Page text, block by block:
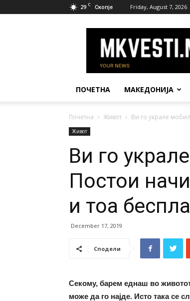
29 C Скопје Friday, August 7, 2026
Вести
ПОЧЕТНА МАКЕДОНИЈА
Почетна Живот Ви го украле
Живот
Ви го
Постои
и тоа
December 17, 2019
Сподели
Секому, барем еднаш во
може да го најде. Исто така се